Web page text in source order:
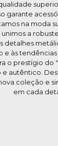
garante
na moda
unimos a
detalhes
e às tendências
o prestígio do
autêntico.
coleção e
em cada